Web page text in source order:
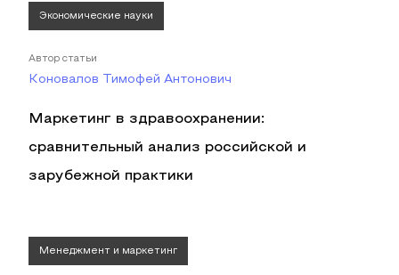
Экономические науки
Автор статьи
Коновалов Тимофей Антонович
Маркетинг в здравоохранении:
сравнительный анализ российской и
зарубежной практики
Менеджмент и маркетинг